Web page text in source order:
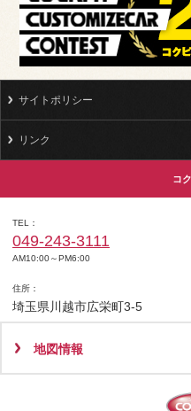
サイトポリシー
リンク
コ
TEL
049-243-3111
AM10:00～PM6:00
住所
埼玉県川越市広栄町3-5
地図情報